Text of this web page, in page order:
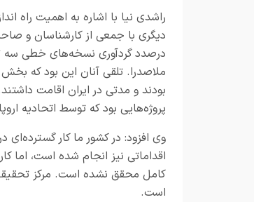
راشدی نیا با اشاره به اهمیت
دیگری با جمعی از کارشناسان و
درصدد گردآوری نسخه‌های خطی سه تن
ملاصدرا. تلقی آنان این بود که بخش
بودند و مدتی در ایران اقامت داشتند
پروژه‌هایی بود که توسط اتحادیه
وی افزود: در کشور ما کار
اقداماتی نیز انجام شده است، اما
کامل محقق نشده است. مرکز
است.